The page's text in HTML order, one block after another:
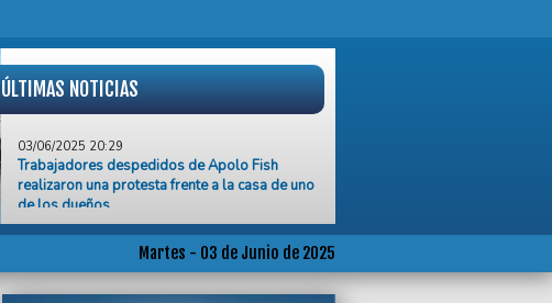
ÚLTIMAS NOTICIAS
Trabajadores despedidos de Apolo Fish
realizaron una protesta frente a la casa de uno
de los dueños
03/06/2025 20:02
En Mar del Plata volvieron a marchar contra la
violencia de género
Martes - 03 de Junio de 2025